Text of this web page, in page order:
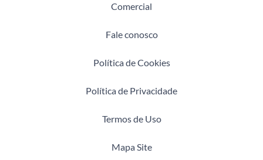
Comercial
Fale conosco
Política de Cookies
Política de Privacidade
Termos de Uso
Mapa Site